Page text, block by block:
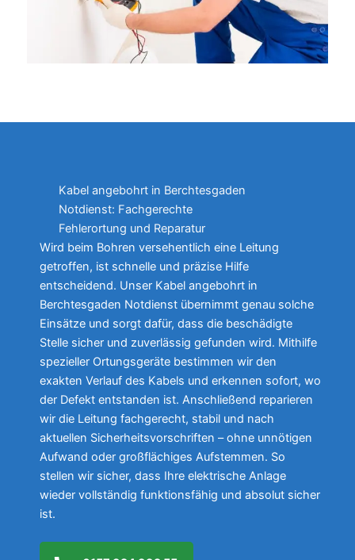
Kabel angebohrt in Berchtesgaden
Notdienst: Fachgerechte
Fehlerortung und Reparatur
Wird beim Bohren versehentlich eine Leitung
getroffen, ist schnelle und präzise Hilfe
entscheidend. Unser Kabel angebohrt in
Berchtesgaden Notdienst übernimmt genau solche
Einsätze und sorgt dafür, dass die beschädigte
Stelle sicher und zuverlässig gefunden wird. Mithilfe
spezieller Ortungsgeräte bestimmen wir den
exakten Verlauf des Kabels und erkennen sofort, wo
der Defekt entstanden ist. Anschließend reparieren
wir die Leitung fachgerecht, stabil und nach
aktuellen Sicherheitsvorschriften – ohne unnötigen
Aufwand oder großflächiges Aufstemmen. So
stellen wir sicher, dass Ihre elektrische Anlage
wieder vollständig funktionsfähig und absolut sicher
ist.